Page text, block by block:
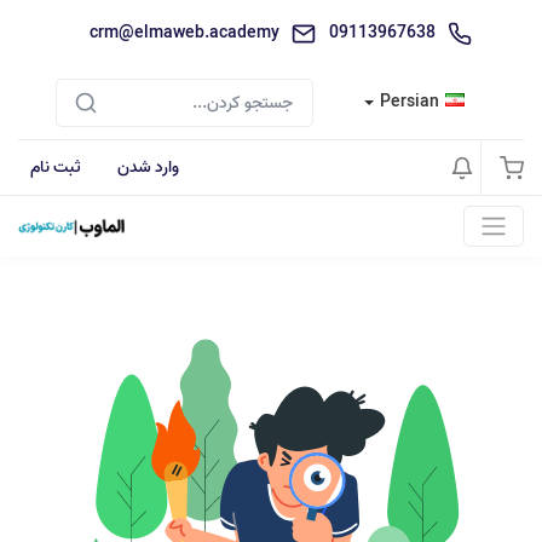
09113967638
crm@elmaweb.academy
Persian
وارد شدن ثبت نام